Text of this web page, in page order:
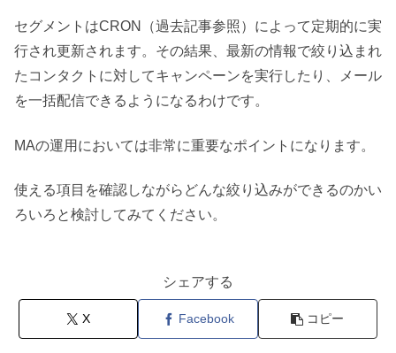
セグメントはCRON（過去記事参照）によって定期的に実
行され更新されます。その結果、最新の情報で絞り込まれ
たコンタクトに対してキャンペーンを実行したり、メール
を一括配信できるようになるわけです。
MAの運用においては非常に重要なポイントになります。
使える項目を確認しながらどんな絞り込みができるのかい
ろいろと検討してみてください。
シェアする
X Facebook コピー